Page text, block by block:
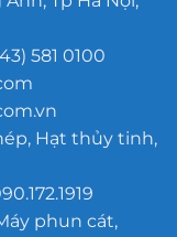
581 0100
Hạt thủy tinh,
phun cát,